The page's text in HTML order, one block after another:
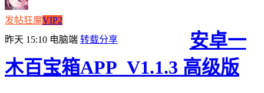
发帖狂魔VIP2
昨天 15:10 电脑端 转载分享
安卓一
木百宝箱APP_V1.1.3 高级版